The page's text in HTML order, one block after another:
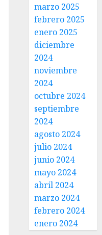
marzo 2025
febrero 2025
enero 2025
diciembre
2024
noviembre
2024
octubre 2024
septiembre
2024
agosto 2024
julio 2024
junio 2024
mayo 2024
abril 2024
marzo 2024
febrero 2024
enero 2024